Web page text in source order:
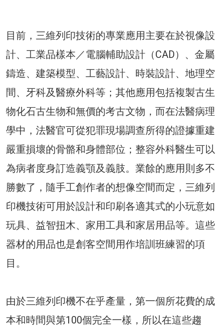
目前，三維列印技術的專業應用主要在於視像設
計、工業品樣本／電腦輔助設計（CAD）、金屬
鑄造、建築模型、工藝設計、時裝設計、地理空
間、牙科及醫療外科等；其他應用包括複製古生
物化石古生物和無價的考古文物，而在法醫病理
學中，法醫官可從犯罪現場調查所得的證據重建
嚴重損壞的骨骼和身體部位；整容外科醫生可以
為病者度身訂造義顎及義肢。業餘的應用則多不
勝數了，隨手工創作者的想像空間而定，三維列
印機技術可用於設計和印刷各適其式的小玩意如
玩具、益智扭木、家用工具和家居用品等。這些
器材的用品也是創客空間用作培訓班練習的項
目。
由於三維列印機不在乎產量，第一個所花費的成
本和時間與第100個完全一樣，所以在這些趨